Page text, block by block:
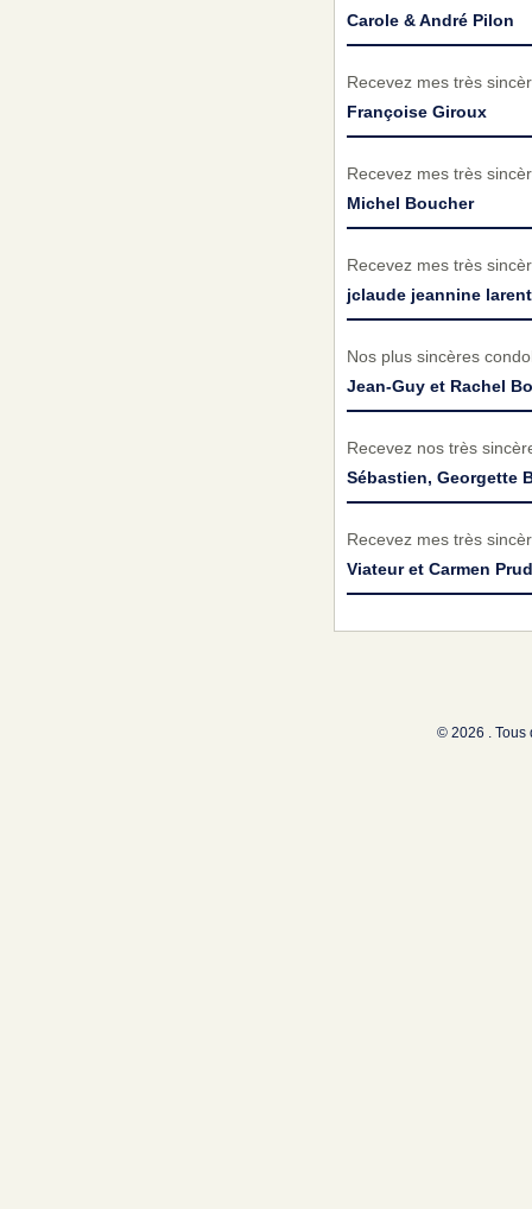
Carole & André Pilon
Recevez mes très
Françoise Giroux
Recevez mes très
Michel Boucher
Recevez mes très
jclaude jeannine
Nos plus sincères
Jean-Guy et Rachel
Recevez nos très
Sébastien, Georgette
Recevez mes très
Viateur et Carmen
© 2026 . Tous